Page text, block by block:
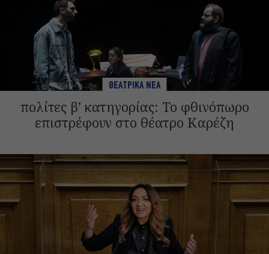
ΘΕΑΤΡΙΚΑ ΝΕΑ
πολίτες β’ κατηγορίας: Το φθινόπωρο
επιστρέφουν στο θέατρο Καρέζη